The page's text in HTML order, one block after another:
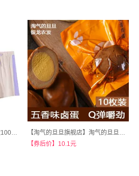
【顶瓜瓜outlets店】女夏季款100%棉SZ捻提条系列家居服短袖套装
【淘气的旦旦旗舰店】淘气的旦旦五香卤鸡蛋10枚
【券后价】10.1元